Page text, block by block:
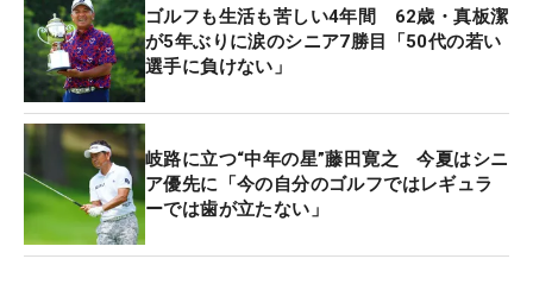
06年の「三菱ダイヤモンドカップ」での優勝が最後
だが、42歳となった14年まで賞金シードを保持し
た。現在は、主催者推薦でレギュラーツアーにスポ
ットで参戦しており、国内男子の下部にあたる
ABEMAツアーにも出場している。
ゴルフも生活も苦しい4年間 62歳・真板潔
が5年ぶりに涙のシニア7勝目「50代の若い
選手に負けない」
岐路に立つ“中年の星”藤田寛之 今夏はシニ
ア優先に「今の自分のゴルフではレギュラ
ーでは歯が立たない」